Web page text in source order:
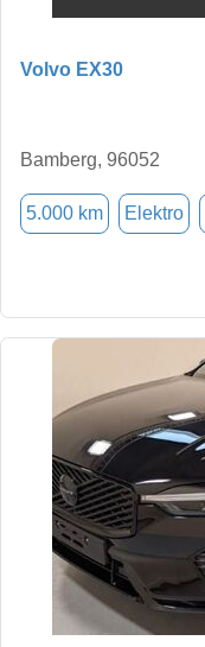
Volvo EX30
Bamberg, 96052
5.000 km Elektro